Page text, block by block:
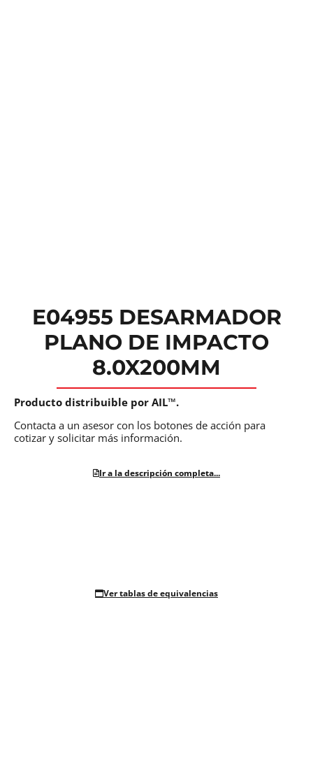
E04955 DESARMADOR
PLANO DE IMPACTO
8.0X200MM
Producto distribuible por AIL™.
Contacta a un asesor con los botones de acción para
cotizar y solicitar más información.
Ir a la descripción completa...
Ver tablas de equivalencias